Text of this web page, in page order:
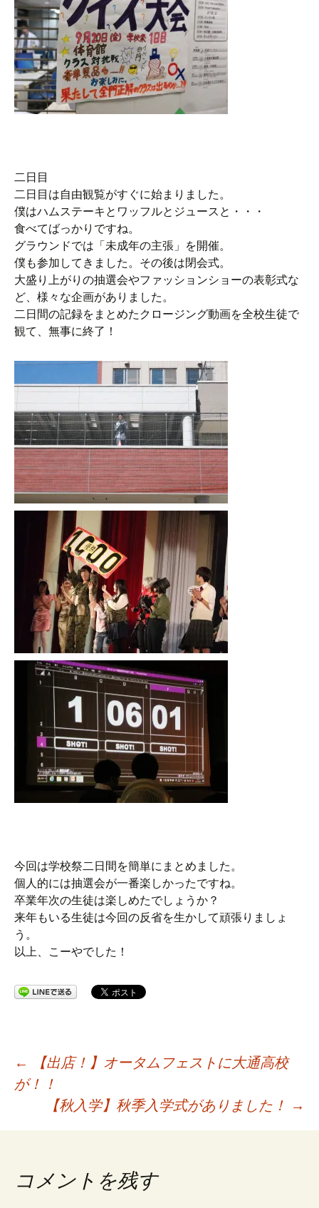
二日目
二日目は自由観覧がすぐに始まりました。
僕はハムステーキとワッフルとジュースと・・・
食べてばっかりですね。
グラウンドでは「未成年の主張」を開催。
僕も参加してきました。その後は閉会式。
大盛り上がりの抽選会やファッションショーの表彰式な
ど、様々な企画がありました。
二日間の記録をまとめたクロージング動画を全校生徒で
観て、無事に終了！
今回は学校祭二日間を簡単にまとめました。
個人的には抽選会が一番楽しかったですね。
卒業年次の生徒は楽しめたでしょうか？
来年もいる生徒は今回の反省を生かして頑張りましょ
う。
以上、こーやでした！
投
←
【出店！】オータムフェストに大通高校
が！！
【秋入学】秋季入学式がありました！
→
コメントを残す